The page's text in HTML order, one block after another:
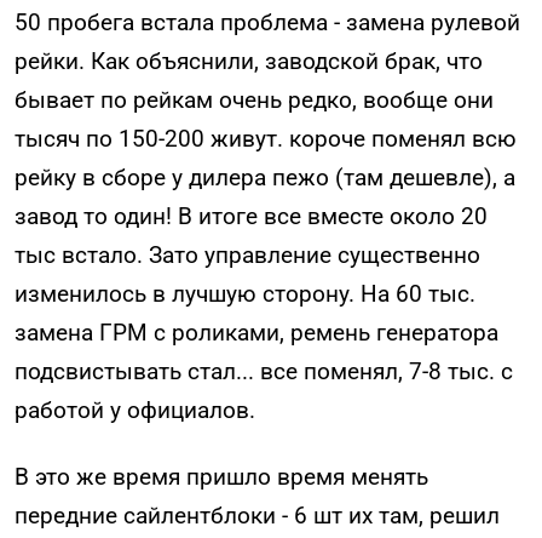
50 пробега встала проблема - замена рулевой
рейки. Как объяснили, заводской брак, что
бывает по рейкам очень редко, вообще они
тысяч по 150-200 живут. короче поменял всю
рейку в сборе у дилера пежо (там дешевле), а
завод то один! В итоге все вместе около 20
тыс встало. Зато управление существенно
изменилось в лучшую сторону. На 60 тыс.
замена ГРМ с роликами, ремень генератора
подсвистывать стал... все поменял, 7-8 тыс. с
работой у официалов.
В это же время пришло время менять
передние сайлентблоки - 6 шт их там, решил